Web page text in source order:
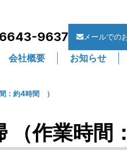
9637 メールでの
会社概要 お知らせ
：約4時間 ）
（作業時